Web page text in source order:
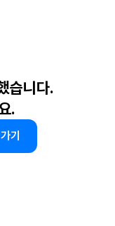
습니다.
.
기